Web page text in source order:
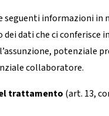
seguenti informazioni in
dati che ci conferisce
potenziale
collaboratore.
trattamento (art. 13,